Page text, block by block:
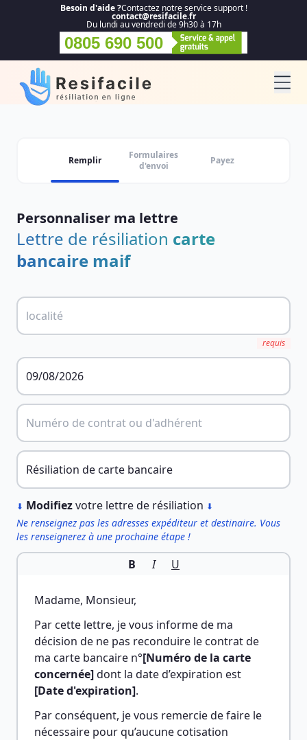
Besoin d'aide ?Contactez notre service support !
contact@resifacile.fr
Du lundi au vendredi de 9h30 à 17h
0805 690 500
Remplir
Formulaires
d'envoi
Payez
Personnaliser ma lettre
Lettre de résiliation carte
bancaire maif
requis
⬇ Modifiezvotre lettre de résiliation ⬇
Ne renseignez pas les adresses expéditeur et destinaire. Vous
les renseignerez à une prochaine étape !
B I U
Madame, Monsieur,
Par cette lettre, je vous informe de ma
décision de ne pas reconduire le contrat de
ma carte bancaire n°[Numéro de la carte
concernée]
[Date d'expiration].
Par conséquent, je vous remercie de faire le
nécessaire pour qu’aucune cotisation